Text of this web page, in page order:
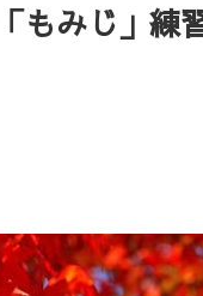
もみじ」練